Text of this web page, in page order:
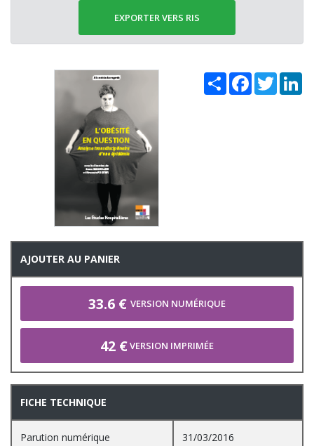
EXPORTER VERS RIS
Share Facebook
Twitter
AJOUTER AU PANIER
33.6 € VERSION NUMÉRIQUE
42 €VERSION IMPRIMÉE
FICHE TECHNIQUE
Parution numérique 31/03/2016